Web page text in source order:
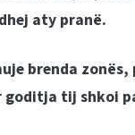
aty pranë.
brenda
tij shkoi